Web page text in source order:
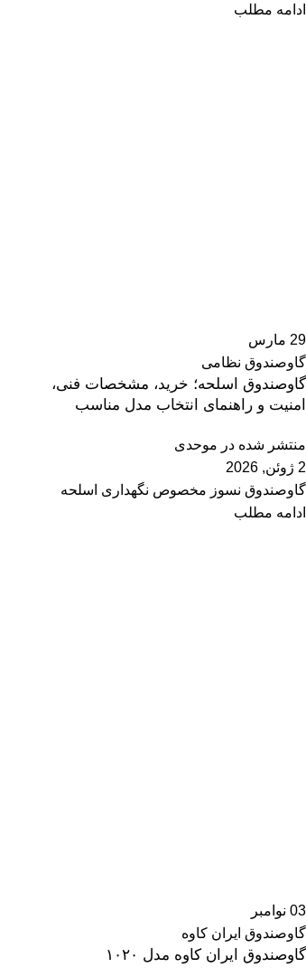
ادامه مطلب
29 مارس
گاوصندوق نظامی
گاوصندوق اسلحه؛ خرید، مشخصات فنی،
امنیت و راهنمای انتخاب مدل مناسب
منتشر شده در موحدی
2 ژوئن, 2026
گاوصندوق نسوز مخصوص نگهداری اسلحه
ادامه مطلب
03 نوامبر
گاوصندوق ایران کاوه
گاوصندوق ایران کاوه مدل ۱۰۲۰